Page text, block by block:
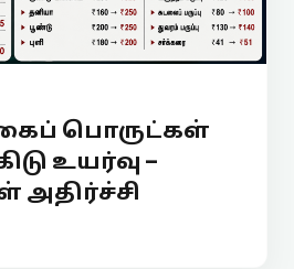
பொருட்கள்
உயர்வு –
அதிர்ச்சி